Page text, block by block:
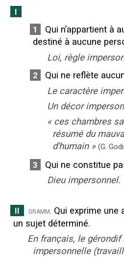
I
1
Qui n’appartient à
destiné à aucune
Loi, règle
2
Qui ne reflète
Le caractère
Un décor
« ces chambres
résumé du
d'humain » (G.
3
Qui ne constitue
Dieu impersonnel.
II gramm. Qui exprime une
un sujet déterminé.
En français, le
impersonnelle